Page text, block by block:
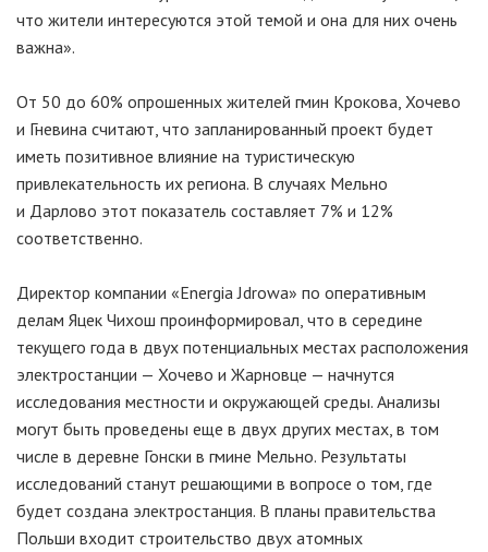
что жители интересуются этой темой и она для них очень
важна».
От 50 до 60% опрошенных жителей гмин Крокова, Хочево
и Гневина считают, что запланированный проект будет
иметь позитивное влияние на туристическую
привлекательность их региона. В случаях Мельно
и Дарлово этот показатель составляет 7% и 12%
соответственно.
Директор компании «Energia Jdrowa» по оперативным
делам Яцек Чихош проинформировал, что в середине
текущего года в двух потенциальных местах расположения
электростанции — Хочево и Жарновце — начнутся
исследования местности и окружающей среды. Анализы
могут быть проведены еще в двух других местах, в том
числе в деревне Гонски в гмине Мельно. Результаты
исследований станут решающими в вопросе о том, где
будет создана электростанция. В планы правительства
Польши входит строительство двух атомных